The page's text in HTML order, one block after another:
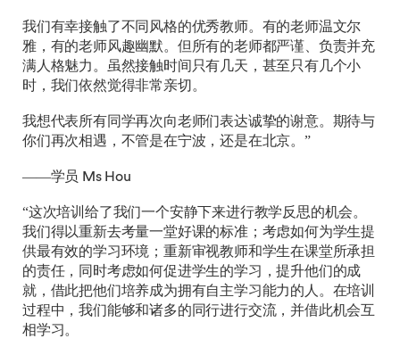
我们有幸接触了不同风格的优秀教师。有的老师温文尔
雅，有的老师风趣幽默。但所有的老师都严谨、负责并充
满人格魅力。虽然接触时间只有几天，甚至只有几个小
时，我们依然觉得非常亲切。
我想代表所有同学再次向老师们表达诚挚的谢意。期待与
你们再次相遇，不管是在宁波，还是在北京。”
——学员 Ms Hou
“这次培训给了我们一个安静下来进行教学反思的机会。
我们得以重新去考量一堂好课的标准；考虑如何为学生提
供最有效的学习环境；重新审视教师和学生在课堂所承担
的责任，同时考虑如何促进学生的学习，提升他们的成
就，借此把他们培养成为拥有自主学习能力的人。在培训
过程中，我们能够和诸多的同行进行交流，并借此机会互
相学习。